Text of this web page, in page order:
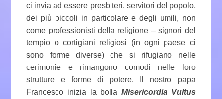
ci invia ad essere presbiteri, servitori del popolo,
dei più piccoli in particolare e degli umili, non
come professionisti della religione – signori del
tempio o cortigiani religiosi (in ogni paese ci
sono forme diverse) che si rifugiano nelle
cerimonie e rimangono comodi nelle loro
strutture e forme di potere. Il nostro papa
Francesco inizia la bolla Misericordia Vultus